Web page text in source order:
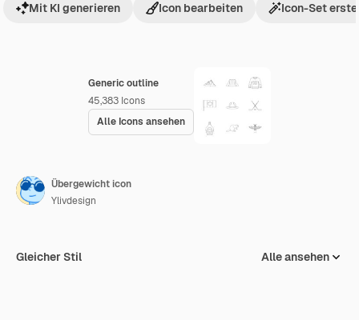
Generic outline
45,383 Icons
Alle Icons ansehen
Mit KI generieren Icon bearbeiten Icon-Set
Übergewicht icon
Ylivdesign
Gleicher Stil Alle ansehen